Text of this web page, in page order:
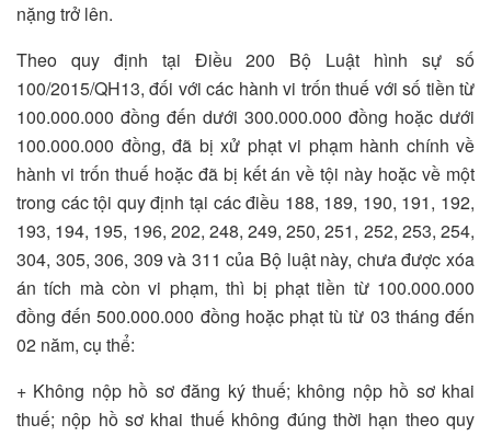
nặng trở lên.
Theo quy định tại Điều 200 Bộ Luật hình sự số
100/2015/QH13, đối với các hành vi trốn thuế với số tiền từ
100.000.000 đồng đến dưới 300.000.000 đồng hoặc dưới
100.000.000 đồng, đã bị xử phạt vi phạm hành chính về
hành vi trốn thuế hoặc đã bị kết án về tội này hoặc về một
trong các tội quy định tại các điều 188, 189, 190, 191, 192,
193, 194, 195, 196, 202, 248, 249, 250, 251, 252, 253, 254,
304, 305, 306, 309 và 311 của Bộ luật này, chưa được xóa
án tích mà còn vi phạm, thì bị phạt tiền từ 100.000.000
đồng đến 500.000.000 đồng hoặc phạt tù từ 03 tháng đến
02 năm, cụ thể:
+ Không nộp hồ sơ đăng ký thuế; không nộp hồ sơ khai
thuế; nộp hồ sơ khai thuế không đúng thời hạn theo quy